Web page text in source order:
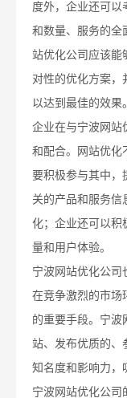
度外，企业还可以
和数量、服务的全
站优化公司应该能
对性的优化方案，
以达到最佳的效果。
企业在与宁波网站
和配合。网站优化
要积极参与其中，
关的产品和服务信
化；企业还可以积
量和用户体验。
宁波网站优化公司
在竞争激烈的市场
的重要手段。宁波
站、发布优质的、
知名度和影响力，
宁波网站优化公司